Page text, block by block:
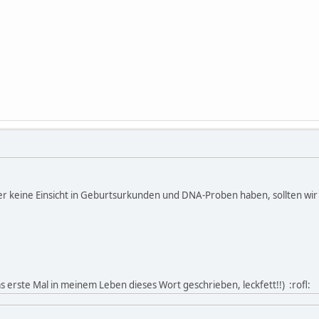
keine Einsicht in Geburtsurkunden und DNA-Proben haben, sollten
erste Mal in meinem Leben dieses Wort geschrieben, leckfett!!) :rofl: